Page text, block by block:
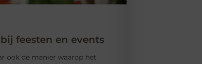
feesten en events
ook de manier waarop het